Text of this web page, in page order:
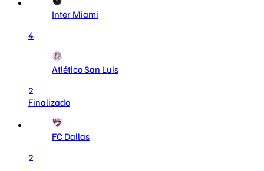
Inter Miami
4
Atlético San Luis
2
Finalizado
FC Dallas
2